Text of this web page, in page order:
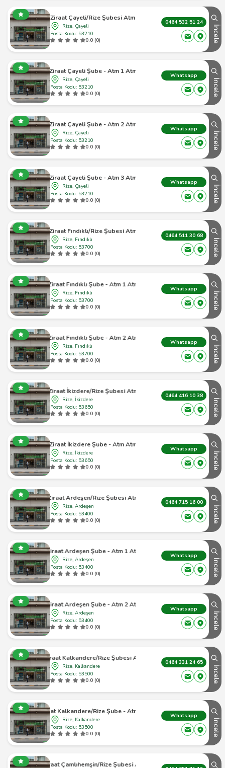
Ziraat Çayeli/Rize Şubesi Atm
Rize, Çayeli
Posta Kodu: 53210
0.0 (0)
0464 532 51 24
İncele
Ziraat Çayeli Şube - Atm 1 Atm
Rize, Çayeli
Posta Kodu: 53210
0.0 (0)
Whatsapp
İncele
Ziraat Çayeli Şube - Atm 2 Atm
Rize, Çayeli
Posta Kodu: 53210
0.0 (0)
Whatsapp
İncele
Ziraat Çayeli Şube - Atm 3 Atm
Rize, Çayeli
Posta Kodu: 53210
0.0 (0)
Whatsapp
İncele
Ziraat Fındıklı/Rize Şubesi Atm
Rize, Fındıklı
Posta Kodu: 53700
0.0 (0)
0464 511 30 68
İncele
Ziraat Fındıklı Şube - Atm 1 Atm
Rize, Fındıklı
Posta Kodu: 53700
0.0 (0)
Whatsapp
İncele
Ziraat Fındıklı Şube - Atm 2 Atm
Rize, Fındıklı
Posta Kodu: 53700
0.0 (0)
Whatsapp
İncele
Ziraat İkizdere/Rize Şubesi Atm
Rize, İkizdere
Posta Kodu: 53650
0.0 (0)
0464 416 10 38
İncele
Ziraat İkizdere Şube - Atm Atm
Rize, İkizdere
Posta Kodu: 53650
0.0 (0)
Whatsapp
İncele
Ziraat Ardeşen/Rize Şubesi Atm
Rize, Ardeşen
Posta Kodu: 53400
0.0 (0)
0464 715 16 00
İncele
Ziraat Ardeşen Şube - Atm 1 Atm
Rize, Ardeşen
Posta Kodu: 53400
0.0 (0)
Whatsapp
İncele
Ziraat Ardeşen Şube - Atm 2 Atm
Rize, Ardeşen
Posta Kodu: 53400
0.0 (0)
Whatsapp
İncele
Ziraat Kalkandere/Rize Şubesi Atm
Rize, Kalkandere
Posta Kodu: 53500
0.0 (0)
0464 331 24 65
İncele
Ziraat Kalkandere/Rize Şube - Atm Atm
Rize, Kalkandere
Posta Kodu: 53500
0.0 (0)
Whatsapp
İncele
Ziraat Çamlıhemşin/Rize Şubesi Atm